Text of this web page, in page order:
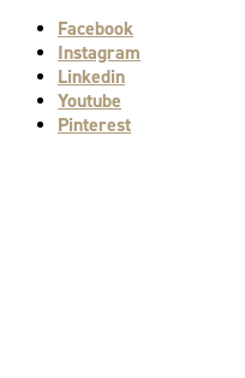
Facebook
Instagram
Linkedin
Youtube
Pinterest